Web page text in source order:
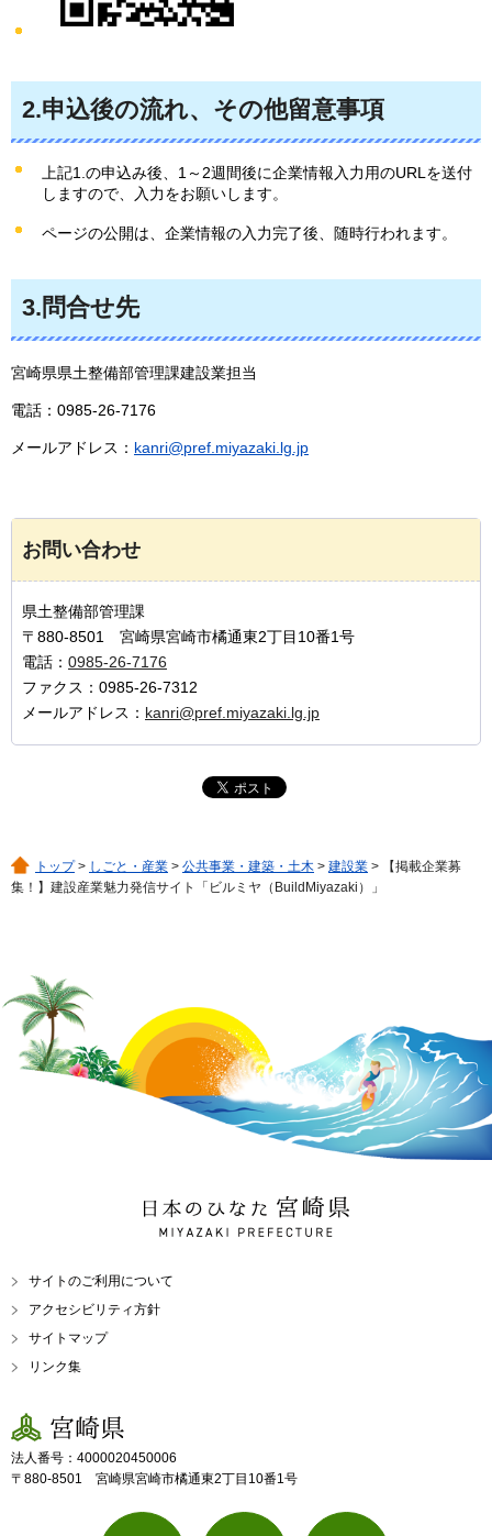
2.申込後の流れ、その他留意事項
上記1.の申込み後、1～2週間後に企業情報入力用のURLを送付
しますので、入力をお願いします。
ページの公開は、企業情報の入力完了後、随時行われます。
3.問合せ先
宮崎県県土整備部管理課建設業担当
電話：0985-26-7176
メールアドレス： kanri@pref.miyazaki.lg.jp
お問い合わせ
県土整備部管理課
〒880-8501 宮崎県宮崎市橘通東2丁目10番1号
電話： 0985-26-7176
ファクス：0985-26-7312
メールアドレス： kanri@pref.miyazaki.lg.jp
トップ> しごと・産業 > 公共事業・建築・土木 > 建設業 > 【掲載企業募
集！】建設産業魅力発信サイト「ビルミヤ（BuildMiyazaki）」
日本のひなた 宮崎県
MIYAZAKI PREFECTURE
サイトのご利用について
アクセシビリティ方針
サイトマップ
リンク集
宮崎県
法人番号：4000020450006
〒880-8501 宮崎県宮崎市橘通東2丁目10番1号